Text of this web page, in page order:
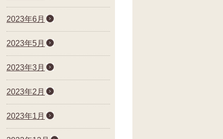
2023年6月
2023年5月
2023年3月
2023年2月
2023年1月